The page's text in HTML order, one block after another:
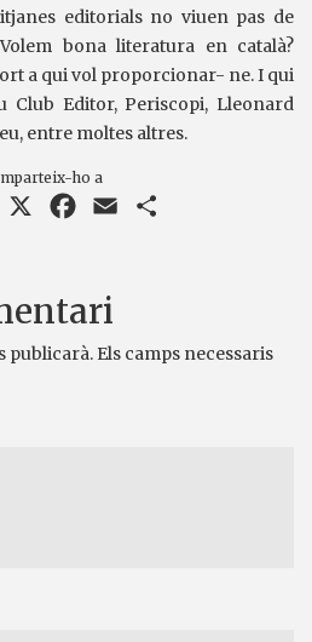
editorials no viuen pas de
bona literatura en català?
a qui vol proporcionar- ne. I qui
Club Editor, Periscopi, Lleonard
entre moltes altres.
ho a
Telegram Facebook
Email
publicarà. Els camps necessaris